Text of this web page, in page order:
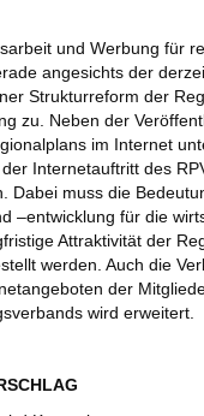
und Werbung für
angesichts der
Strukturreform der
zu. Neben der
im Internet
Internetauftritt des
Dabei muss die
–entwicklung für die
Attraktivität der
werden. Auch die
der
wird erweitert.